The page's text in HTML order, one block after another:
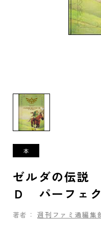
ゼルダの伝
Ｄ パーフェ
著者： 週刊ファミ通編集